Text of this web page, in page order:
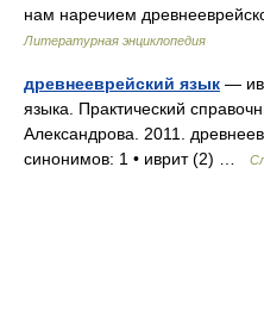
нам наречием
Литературная энциклопедия
древнееврейский язык —
языка. Практический
Александрова. 2011.
синонимов: 1 • иврит (2) …